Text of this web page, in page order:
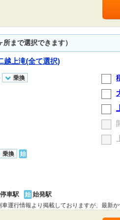
まで選択できます）
越上滝(全て選択)
乗換
乗換 始
車駅 始 始発駅
運行情報より掲載しておりますが、最新